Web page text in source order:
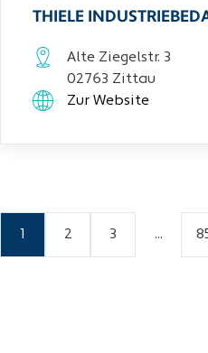
THIELE
Alte Ziegelstr. 3
02763 Zittau
Zur Website
2 3 ...